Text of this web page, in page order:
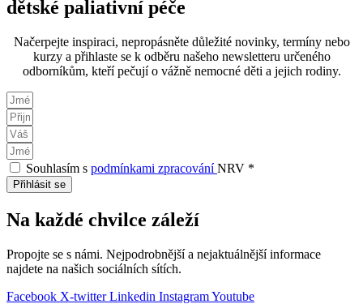
dětské paliativní péče
Načerpejte inspiraci, nepropásněte důležité novinky, termíny nebo
kurzy a přihlaste se k odběru našeho newsletteru určeného
odborníkům, kteří pečují o vážně nemocné děti a jejich rodiny.
Souhlasím s podmínkami zpracováníNRV *
Přihlásit se
Na každé chvilce záleží
Propojte se s námi. Nejpodrobnější a nejaktuálnější informace
najdete na našich sociálních sítích.
Facebook X-twitter Linkedin InstagramYoutube